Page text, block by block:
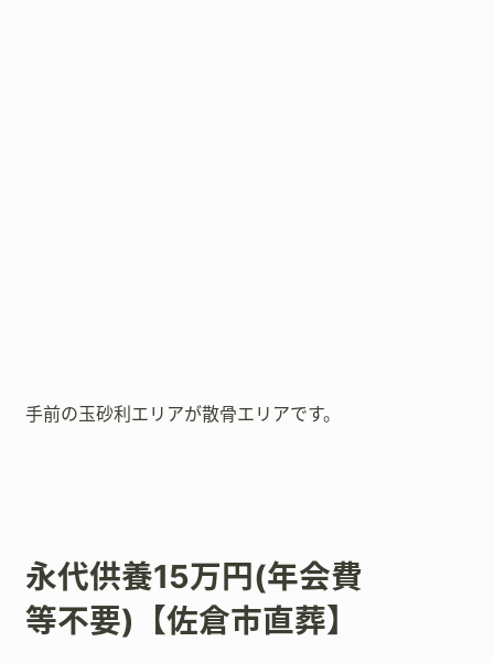
手前の玉砂利エリアが散骨エリアです。
永代供養15万円(年会費
等不要)【佐倉市直葬】